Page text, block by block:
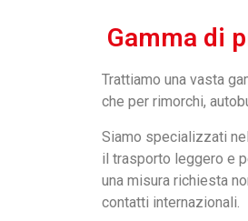
Gamma di
Trattiamo una vasta
che per rimorchi,
Siamo specializzati
il trasporto leggero e
una misura richiesta
contatti internazionali.